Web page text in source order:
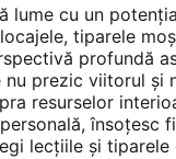
lume cu un
tiparele
profundă
prezic viitorul
resurselor
însoțesc
lecțiile și